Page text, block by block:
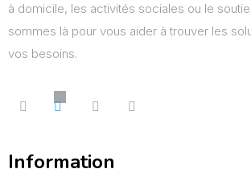
à domicile, les activités sociales ou le
sommes là pour vous aider à trouver les
vos besoins.
Information